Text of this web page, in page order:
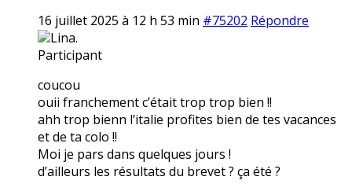
16 juillet 2025 à 12 h 53 min #75202 Répondre
Lina.
Participant
coucou
ouii franchement c’était trop trop bien !!
ahh trop bienn l’italie profites bien de tes vacances
et de ta colo !!
Moi je pars dans quelques jours !
d’ailleurs les résultats du brevet ? ça été ?